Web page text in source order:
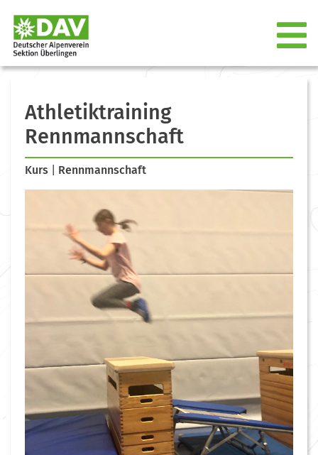
Athletiktraining
Rennmannschaft
Kurs Rennmannschaft